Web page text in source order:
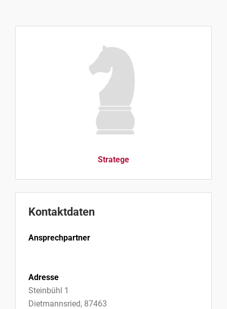
Stratege
Kontaktdaten
Ansprechpartner
Adresse
Steinbühl 1
Dietmannsried, 87463